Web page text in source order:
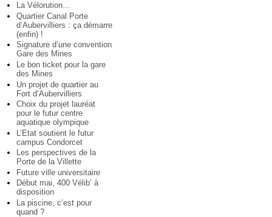
La Vélorution…
Quartier Canal Porte
d’Aubervilliers : ça démarre
(enfin) !
Signature d’une convention
Gare des Mines
Le bon ticket pour la gare
des Mines
Un projet de quartier au
Fort d’Aubervilliers
Choix du projet lauréat
pour le futur centre
aquatique olympique
L’Etat soutient le futur
campus Condorcet
Les perspectives de la
Porte de la Villette
Future ville universitaire
Début mai, 400 Vélib’ à
disposition
La piscine, c’est pour
quand ?